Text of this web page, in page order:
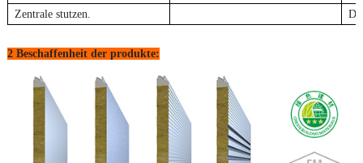
Zentrale stutzen.
2 Beschaffenheit der produkte: